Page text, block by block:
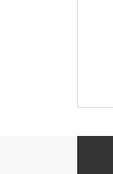
자기